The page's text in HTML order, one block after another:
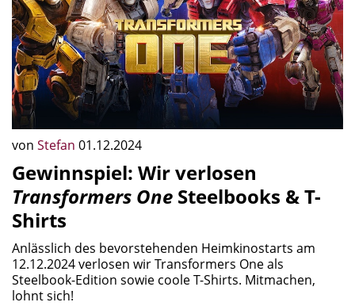
von Stefan 01.12.2024
Gewinnspiel: Wir verlosen
Transformers One Steelbooks & T-
Shirts
Anlässlich des bevorstehenden Heimkinostarts am
12.12.2024 verlosen wir Transformers One als
Steelbook-Edition sowie coole T-Shirts. Mitmachen,
lohnt sich!